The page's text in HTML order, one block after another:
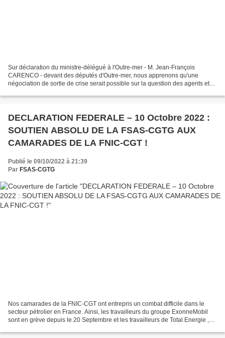
Sur déclaration du ministre-délégué à l'Outre-mer - M. Jean-François
CARENCO - devant des députés d'Outre-mer, nous apprenons qu'une
négociation de sortie de crise serait possible sur la question des agents et
DECLARATION FEDERALE – 10 Octobre 2022 :
SOUTIEN ABSOLU DE LA FSAS-CGTG AUX
CAMARADES DE LA FNIC-CGT !
Publié le 09/10/2022 à 21:39
Par FSAS-CGTG
Nos camarades de la FNIC-CGT ont entrepris un combat difficile dans le
secteur pétrolier en France. Ainsi, les travailleurs du groupe ExonneMobil
sont en grève depuis le 20 Septembre et les travailleurs de Total Energie ,